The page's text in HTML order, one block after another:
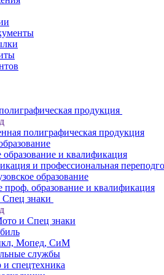
продукция
полиграфическая продукция
и квалификация
и профессиональная
образование
проф. образование и квалификация
знаки
и Спец знаки
Мопед, СиМ
службы
и спецтехника